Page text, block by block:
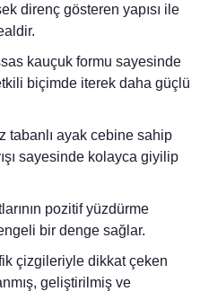
direnç gösteren yapısı ile
kauçuk formu sayesinde
biçimde iterek daha güçlü
tabanlı ayak cebine sahip
sayesinde kolayca giyilip
pozitif yüzdürme
bir denge sağlar.
çizgileriyle dikkat çeken
geliştirilmiş ve